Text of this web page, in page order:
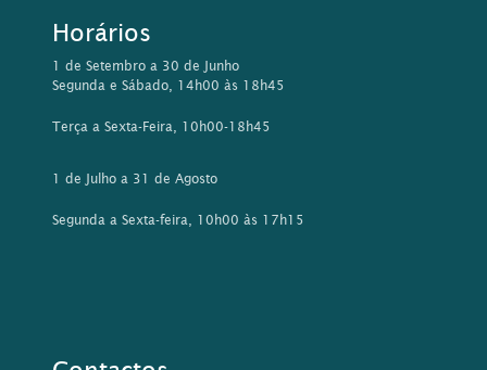
Horários
1 de Setembro a 30 de Junho
Segunda e Sábado, 14h00 às 18h45
Terça a Sexta-Feira, 10h00-18h45
1 de Julho a 31 de Agosto
Segunda a Sexta-feira, 10h00 às 17h15